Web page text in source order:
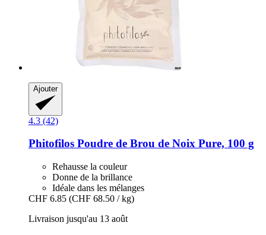
Ajouter
4.3 (42)
Phitofilos Poudre de Brou de Noix Pure, 100 g
Rehausse la couleur
Donne de la brillance
Idéale dans les mélanges
CHF 6.85 (CHF 68.50 / kg)
Livraison jusqu'au 13 août